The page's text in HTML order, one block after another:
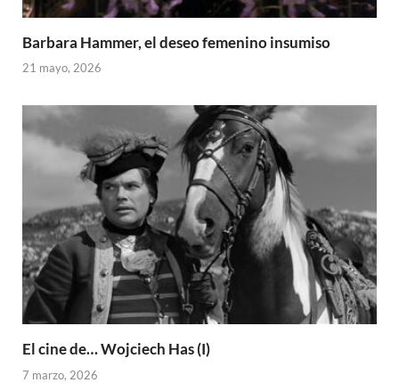
Barbara Hammer, el deseo femenino insumiso
21 mayo, 2026
El cine de… Wojciech Has (I)
7 marzo, 2026